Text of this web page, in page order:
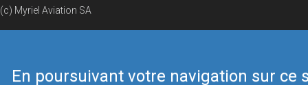
En poursuivant votre navigation sur ce
(c) Myriel Aviation SA
© 2019 Airmate -Conditions d'utilisation-Vie privée Back to top